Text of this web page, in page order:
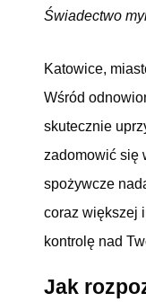
Świadectwo
Katowice,
Wśród
skutecznie
zadomowić się
spożywcze
coraz większej
kontrolę nad
Jak